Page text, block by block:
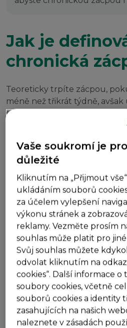
Jak je
chronická
Teoreticky trpíte zácpou,
méně než třikrát týdně, avšak
stav vypadá jinak. Pokud
tří měsíců nebo déle, je
Lékař může diagnostikovat
pokud po dobu tří měsíců
z následujících příznaků:
stolice méně než třikrát
suchá, hrudkovitá, tuhá
nutnost vynaložit
vyprázdnění
pocit, že máte ucpaný
brání ve vyprazdňování
pocit, že jste nevyloučili
jste byli na toaletě, tzv.
musíte si tlačit na
prst, abyste se úplně
Vaše soukromí je
důležité
Kliknutím na „Přijmout
ukládáním souborů
za účelem vylepšení
výkonu stránek a
reklamy. Vezměte prosím
souhlas může platit pro
Svůj souhlas můžete
odvolat kliknutím na odkaz
cookies“. Další informace
soubory cookies, včetně
souborů cookies a identity
zasahujících na našich
naleznete v zásadách